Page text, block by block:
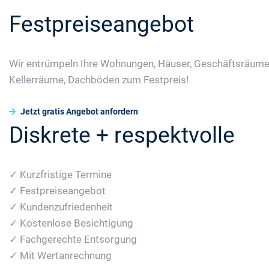
Festpreiseangebot
Wir entrümpeln Ihre Wohnungen, Häuser,
Kellerräume, Dachböden zum Festpreis!
Jetzt gratis Angebot anfordern
Diskrete + respektvolle
✓ Kurzfristige Termine
✓ Festpreiseangebot
✓ Kundenzufriedenheit
✓ Kostenlose Besichtigung
✓ Fachgerechte Entsorgung
✓ Mit Wertanrechnung